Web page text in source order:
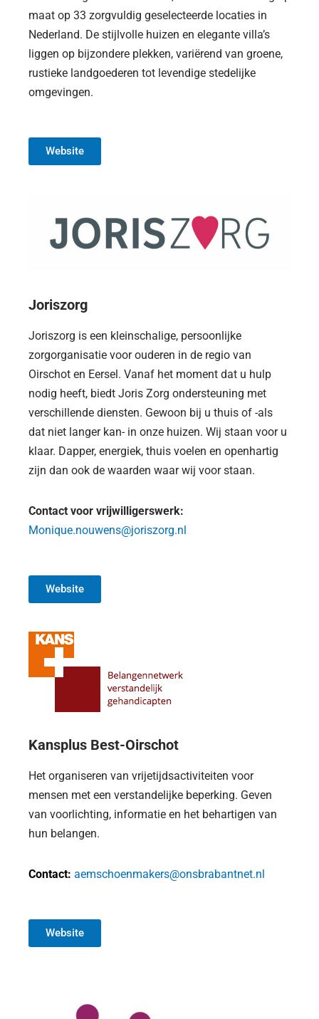
maat op 33 zorgvuldig geselecteerde locaties in
Nederland. De stijlvolle huizen en elegante villa’s
liggen op bijzondere plekken, variërend van groene,
rustieke landgoederen tot levendige stedelijke
omgevingen.
Website
Joriszorg
Joriszorg is een kleinschalige, persoonlijke
zorgorganisatie voor ouderen in de regio van
Oirschot en Eersel. Vanaf het moment dat u hulp
nodig heeft, biedt Joris Zorg ondersteuning met
verschillende diensten. Gewoon bij u thuis of -als
dat niet langer kan- in onze huizen. Wij staan voor u
klaar. Dapper, energiek, thuis voelen en openhartig
zijn dan ook de waarden waar wij voor staan.
Contact voor vrijwilligerswerk:
Monique.nouwens@joriszorg.nl
Website
Kansplus Best-Oirschot
Het organiseren van vrijetijdsactiviteiten voor
mensen met een verstandelijke beperking. Geven
van voorlichting, informatie en het behartigen van
hun belangen.
Contact: aemschoenmakers@onsbrabantnet.nl
Website